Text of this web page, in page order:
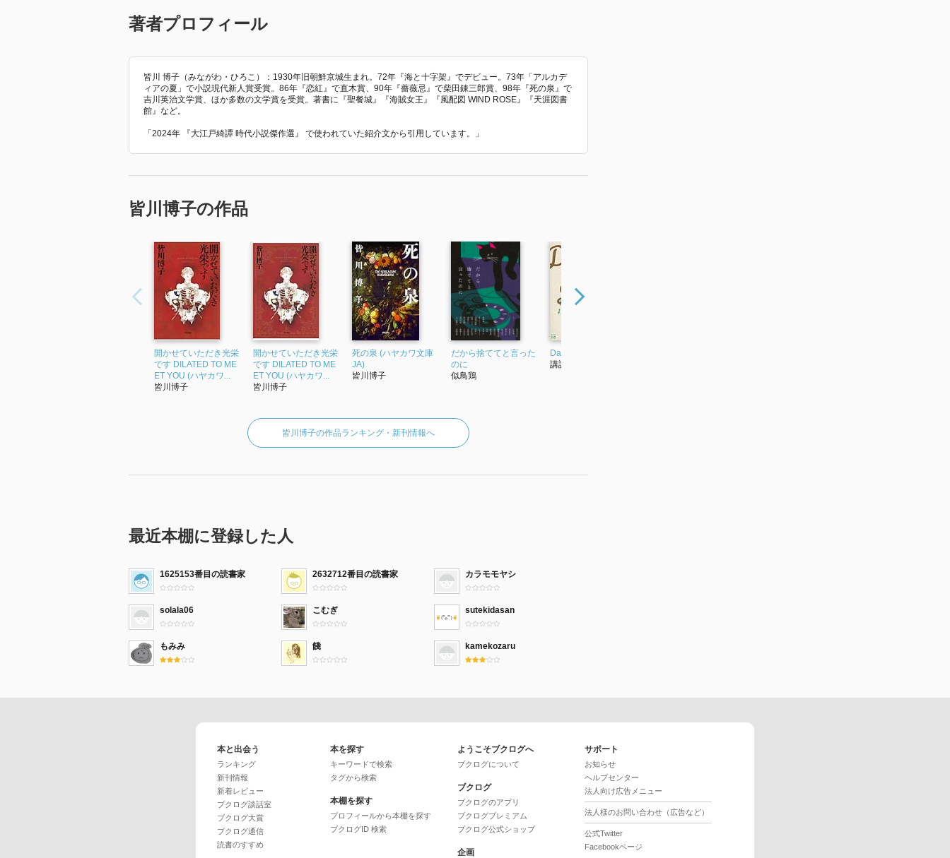
著者プロフィール
皆川 博子（みながわ・ひろこ）：1930年旧朝鮮京城生まれ。72年『海と十字架』でデビュー。73年「アルカデ
ィアの夏」で小説現代新人賞受賞。86年『恋紅』で直木賞、90年『薔薇忌』で柴田錬三郎賞、98年『死の泉』で
吉川英治文学賞、ほか多数の文学賞を受賞。著書に『聖餐城』『海賊女王』『風配図 WIND ROSE』『天涯図書
館』など。
「2024年 『大江戸綺譚 時代小説傑作選』 で使われていた紹介文から引用しています。」
皆川博子の作品
開かせていただき光栄
です DILATED TO ME
ET YOU (ハヤカワ...
皆川博子
開かせていただき光栄
です DILATED TO ME
ET YOU (ハヤカワ...
皆川博子
死の泉 (ハヤカワ文庫
JA)
皆川博子
だから捨ててと言った
のに
似鳥鶏
Day to Day
講談社
皆川博子の作品ランキング・新刊情報へ
最近本棚に登録した人
1625153番目の読書家 2632712番目の読書家 カラモモヤシ
solala06 こむぎ sutekidasan
もみみ 餞 kamekozaru
本と出会う
ランキング
新刊情報
新着レビュー
ブクログ談話室
ブクログ大賞
ブクログ通信
読書のすすめ
本を探す
キーワードで検索
タグから検索
本棚を探す
プロフィールから本棚を探す
ブクログID 検索
ようこそブクログへ
ブクログについて
ブクログ
ブクログのアプリ
ブクログプレミアム
ブクログ公式ショップ
企画
サポート
お知らせ
ヘルプセンター
法人向け広告メニュー
法人様のお問い合わせ（広告など）
公式Twitter
Facebookページ